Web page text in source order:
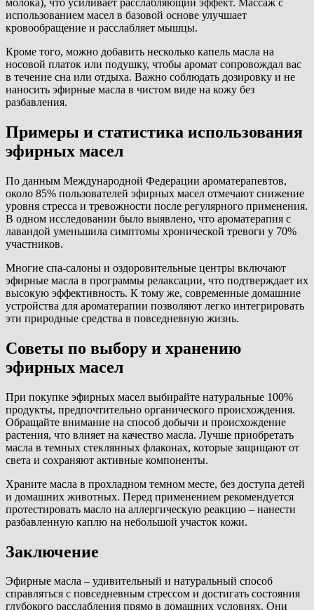
молока), что усиливает расслабляющий эффект. Массаж с
использованием масел в базовой основе улучшает
кровообращение и расслабляет мышцы.
Кроме того, можно добавить несколько капель масла на
носовой платок или подушку, чтобы аромат сопровождал вас
в течение сна или отдыха. Важно соблюдать дозировку и не
наносить эфирные масла в чистом виде на кожу без
разбавления.
Примеры и статистика использования
эфирных масел
По данным Международной Федерации ароматерапевтов,
около 85% пользователей эфирных масел отмечают снижение
уровня стресса и тревожности после регулярного применения.
В одном исследовании было выявлено, что ароматерапия с
лавандой уменьшила симптомы хронической тревоги у 70%
участников.
Многие спа-салоны и оздоровительные центры включают
эфирные масла в программы релаксации, что подтверждает их
высокую эффективность. К тому же, современные домашние
устройства для ароматерапии позволяют легко интегрировать
эти природные средства в повседневную жизнь.
Советы по выбору и хранению
эфирных масел
При покупке эфирных масел выбирайте натуральные 100%
продукты, предпочтительно органического происхождения.
Обращайте внимание на способ добычи и происхождение
растения, что влияет на качество масла. Лучше приобретать
масла в темных стеклянных флаконах, которые защищают от
света и сохраняют активные компоненты.
Храните масла в прохладном темном месте, без доступа детей
и домашних животных. Перед применением рекомендуется
протестировать масло на аллергическую реакцию – нанести
разбавленную каплю на небольшой участок кожи.
Заключение
Эфирные масла – удивительный и натуральный способ
справляться с повседневным стрессом и достигать состояния
глубокого расслабления прямо в домашних условиях. Они